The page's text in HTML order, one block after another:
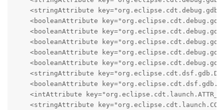
<stringAttribute
<booleanAttribute
<booleanAttribute
<booleanAttribute
<booleanAttribute
<booleanAttribute
<stringAttribute
<booleanAttribute
<intAttribute
<stringAttribute